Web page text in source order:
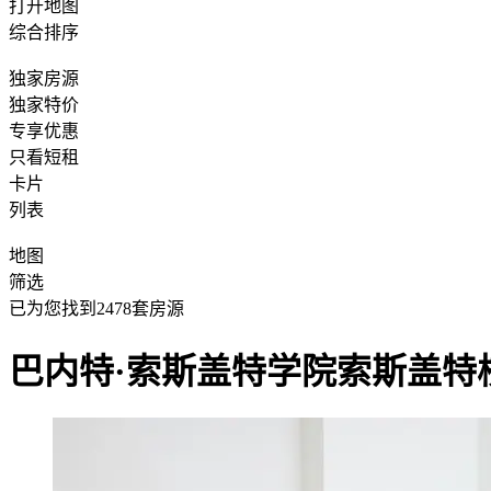
打开地图
综合排序
独家房源
独家特价
专享优惠
只看短租
卡片
列表
地图
筛选
已为您找到 2478套房源
巴内特·索斯盖特学院索斯盖特